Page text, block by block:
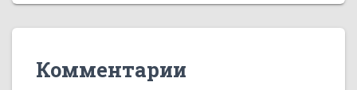
Комментарии